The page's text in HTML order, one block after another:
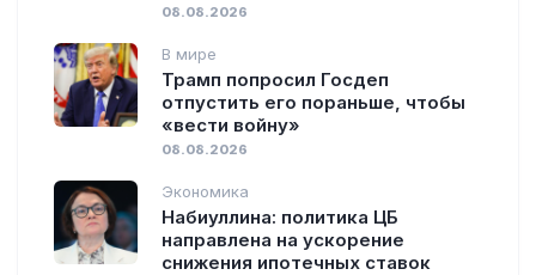
08.08.2026
В мире
Трамп попросил Госдеп
отпустить его пораньше, чтобы
«вести войну»
08.08.2026
Экономика
Набиуллина: политика ЦБ
направлена на ускорение
снижения ипотечных ставок